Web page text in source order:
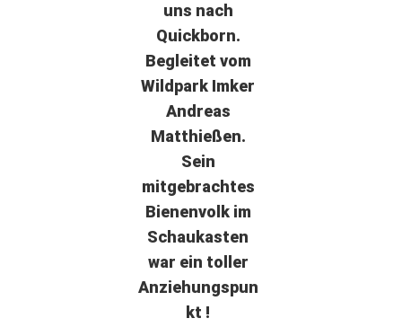
uns nach
Quickborn.
Begleitet vom
Wildpark Imker
Andreas
Matthießen.
Sein
mitgebrachtes
Bienenvolk im
Schaukasten
war ein toller
Anziehungspun
kt !